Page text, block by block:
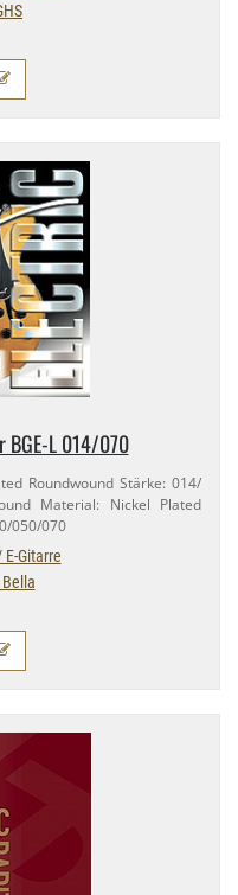
BGE-​L 014/​070
Roundwound Stärke: 014/​
Material: Nickel Plated
​050/​070
E-Gitarre